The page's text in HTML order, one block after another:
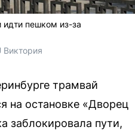
пешком из-за
Виктория
трамвай
на остановке «Дворец
заблокировала пути,